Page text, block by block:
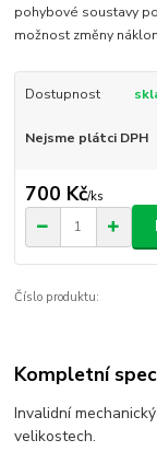
pohybové soustavy
možnost změny
Dostupnost
Nejsme plátci DPH
700 Kč/ks
Číslo produktu:
Kompletní
Invalidní
velikostech.